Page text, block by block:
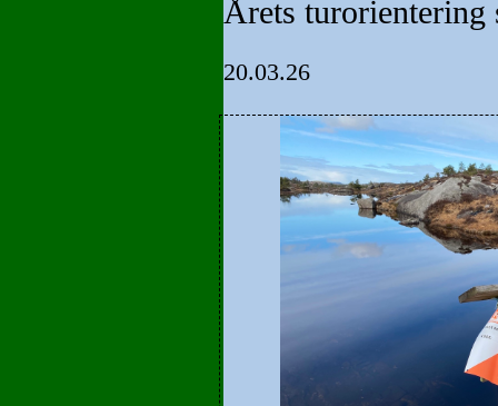
Årets turorientering
20.03.26